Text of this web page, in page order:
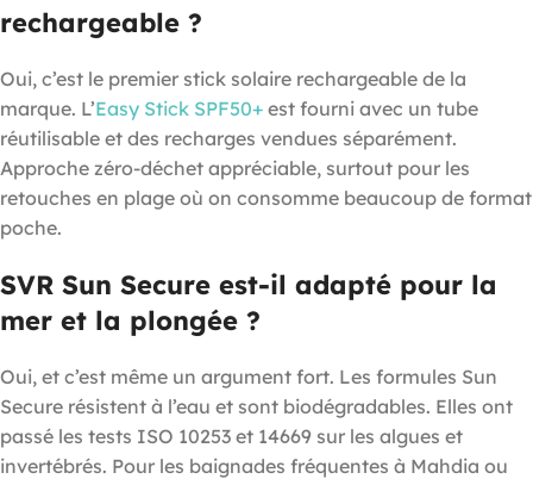
rechargeable ?
Oui, c’est le premier stick solaire rechargeable de la
marque. L’Easy Stick SPF50+ est fourni avec un tube
réutilisable et des recharges vendues séparément.
Approche zéro-déchet appréciable, surtout pour les
retouches en plage où on consomme beaucoup de format
poche.
SVR Sun Secure est-il adapté pour la
mer et la plongée ?
Oui, et c’est même un argument fort. Les formules Sun
Secure résistent à l’eau et sont biodégradables. Elles ont
passé les tests ISO 10253 et 14669 sur les algues et
invertébrés. Pour les baignades fréquentes à Mahdia ou